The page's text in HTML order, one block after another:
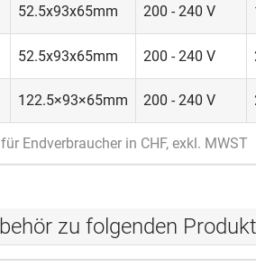
52.5x93x65mm 200 - 240 V
52.5x93x65mm 200 - 240 V
122.5×93×65mm 200 - 240 V
Endverbraucher in CHF, exkl. MWST
zu folgenden